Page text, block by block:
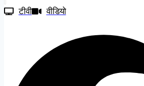
टीवी
वीडियो